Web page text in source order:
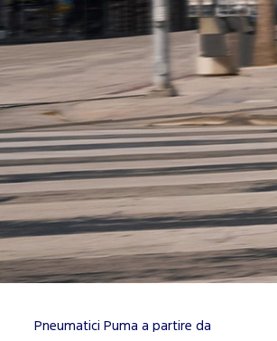
Pneumatici Puma a partire da